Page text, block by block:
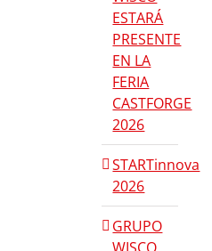
ESTARÁ
PRESENTE
EN LA
FERIA
CASTFORGE
2026
STARTinnova
2026
GRUPO